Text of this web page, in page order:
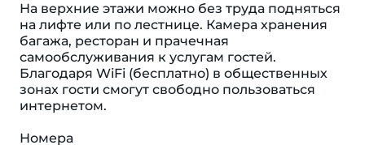
На верхние этажи можно без труда подняться
на лифте или по лестнице. Камера хранения
багажа, ресторан и прачечная
самообслуживания к услугам гостей.
Благодаря WiFi (бесплатно) в общественных
зонах гости смогут свободно пользоваться
интернетом.
Номера